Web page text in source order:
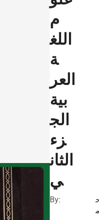
م
اللغ
ة
العر
بية
الج
زء
الثان
ي
By: